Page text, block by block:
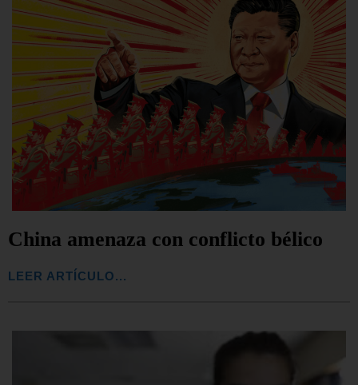
China amenaza con conflicto bélico
LEER ARTÍCULO...